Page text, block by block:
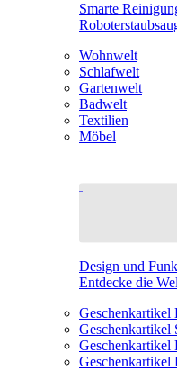
Smarte
Wohnwelt
Schlafwelt
Gartenwelt
Badwelt
Textilien
Möbel
Design und
Entdecke die
Geschenkartikel
Geschenkartikel
Geschenkartikel
Geschenkartikel